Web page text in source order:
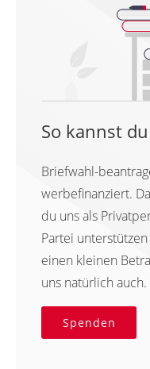
So kannst
Briefwahl-
werbefinanziert.
du uns als
Partei
einen kleinen
uns natürlich auch.
Spenden